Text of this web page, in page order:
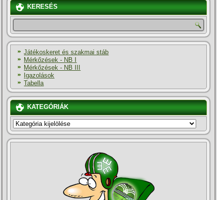
KERESÉS
Játékoskeret és szakmai stáb
Mérkőzések - NB I
Mérkőzések - NB III
Igazolások
Tabella
KATEGÓRIÁK
KATEGÓRIÁK